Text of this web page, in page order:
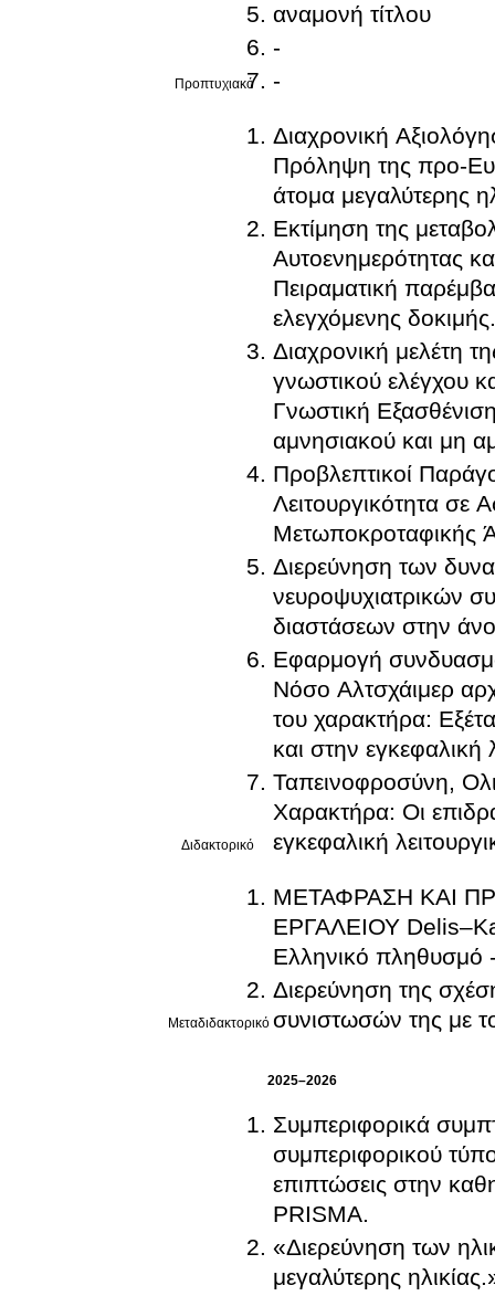
Προπτυχιακό
αναμονή τίτλου
-
-
Διδακτορικό
Διαχρονική
Πρόληψη της προ-
άτομα μεγαλύτερης
Εκτίμηση της
Αυτοενημερότητας
Πειραματική
ελεγχόμενης δοκιμής.
Διαχρονική μελέτη
γνωστικού ελέγχου
Γνωστική
αμνησιακού και μη
Προβλεπτικοί
Λειτουργικότητα σε
Μετωποκροταφικής
Διερεύνηση των
νευροψυχιατρικών
διαστάσεων στην
Εφαρμογή
Νόσο Αλτσχάιμερ
του χαρακτήρα:
και στην εγκεφαλική
Ταπεινοφροσύνη,
Χαρακτήρα: Οι
εγκεφαλική
Μεταδιδακτορικό
ΜΕΤΑΦΡΑΣΗ ΚΑΙ
ΕΡΓΑΛΕΙΟΥ
Ελληνικό
Διερεύνηση της
συνιστωσών της με
2025–2026
Συμπεριφορικά
συμπεριφορικού
επιπτώσεις στην
PRISMA.
«Διερεύνηση των
μεγαλύτερης